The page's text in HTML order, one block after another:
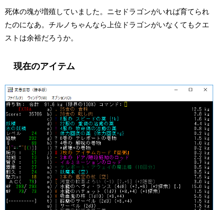
死体の塊が増殖していました。ニセドラゴンがいれば育てられ
たのになあ。チルノちゃんなら上位ドラゴンがいなくてもクエ
ストは余裕だろうか。
現在のアイテム